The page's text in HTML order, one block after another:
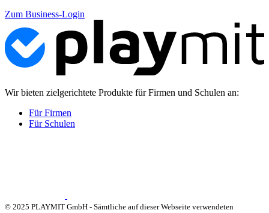
Zum Business-Login
Wir bieten zielgerichtete Produkte für Firmen und Schulen an:
Für Firmen
Für Schulen
© 2025 PLAYMIT GmbH - Sämtliche auf dieser Webseite verwendeten